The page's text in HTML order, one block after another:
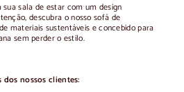
sala de estar com um design
descubra o nosso sofá de
materiais sustentáveis e concebido para
sem perder o estilo.
nossos clientes: